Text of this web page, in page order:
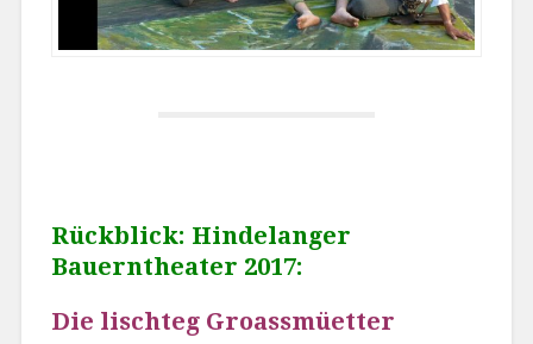
Rückblick: Hindelanger
Bauerntheater 2017:
Die lischteg Groassmüetter